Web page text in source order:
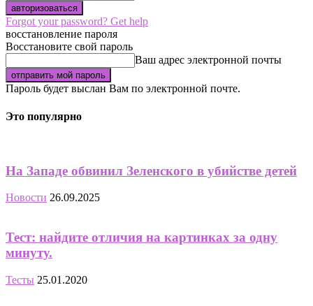
Forgot your password? Get help
восстановление пароля
Восстановите свой пароль
Ваш адрес электронной почты
Пароль будет выслан Вам по электронной почте.
Это популярно
На Западе обвинил Зеленского в убийстве детей
Новости 26.09.2025
Тест: найдите отличия на картинках за одну
минуту.
Тесты 25.01.2020